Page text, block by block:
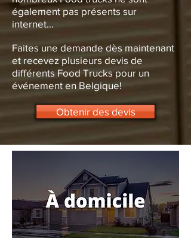
également pas présents sur
internet...
Faites une demande dès maintenant
et recevez plusieurs devis de
différents Food Trucks pour un
événement en Belgique!
Obtenir des devis